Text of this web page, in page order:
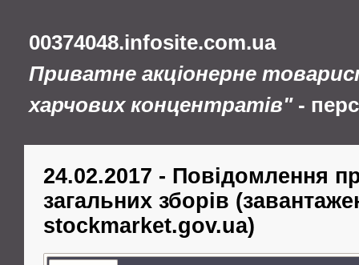
00374048.infosite.com.ua
Приватне акціонерне
харчових концентратів"-
24.02.2017 - Повідомлення
загальних зборів
stockmarket.gov.ua)